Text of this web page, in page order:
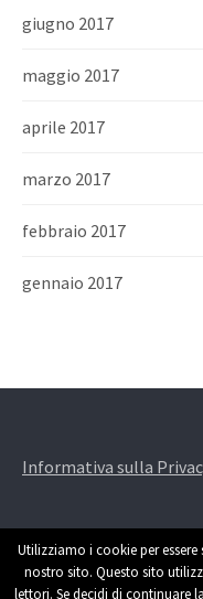
giugno 2017
maggio 2017
aprile 2017
marzo 2017
febbraio 2017
gennaio 2017
Informativa sulla
Utilizziamo i cookie per
nostro sito. Questo sito
lettori. Se decidi di continuare